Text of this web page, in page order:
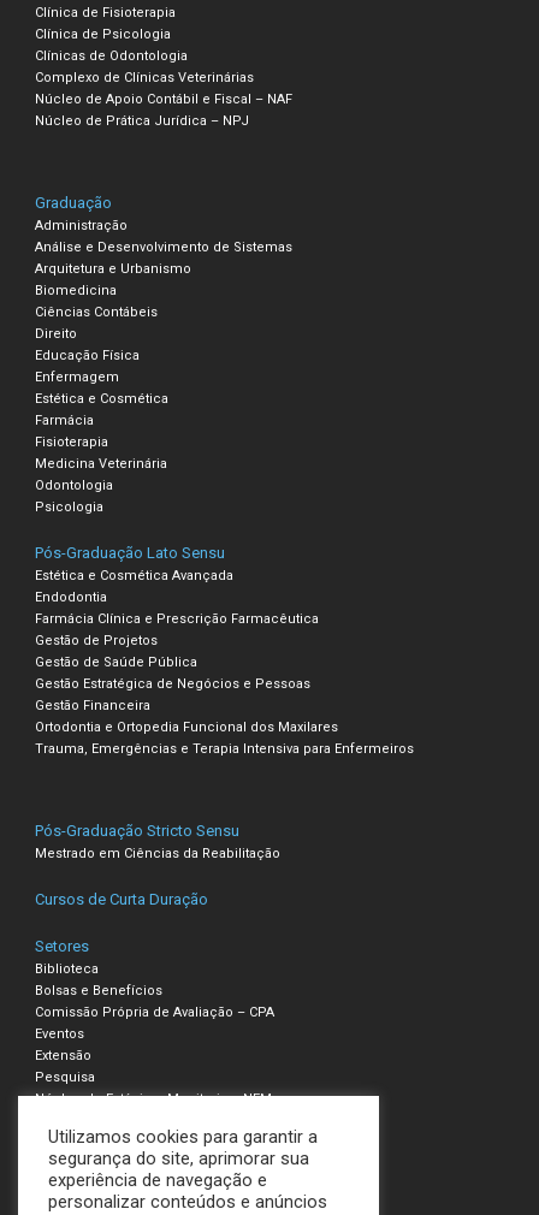
Clínica de Fisioterapia
Clínica de Psicologia
Clínicas de Odontologia
Complexo de Clínicas Veterinárias
Núcleo de Apoio Contábil e Fiscal – NAF
Núcleo de Prática Jurídica – NPJ
Graduação
Administração
Análise e Desenvolvimento de Sistemas
Arquitetura e Urbanismo
Biomedicina
Ciências Contábeis
Direito
Educação Física
Enfermagem
Estética e Cosmética
Farmácia
Fisioterapia
Medicina Veterinária
Odontologia
Psicologia
Pós-Graduação Lato Sensu
Estética e Cosmética Avançada
Endodontia
Farmácia Clínica e Prescrição Farmacêutica
Gestão de Projetos
Gestão de Saúde Pública
Gestão Estratégica de Negócios e Pessoas
Gestão Financeira
Ortodontia e Ortopedia Funcional dos Maxilares
Trauma, Emergências e Terapia Intensiva para Enfermeiros
Pós-Graduação Stricto Sensu
Mestrado em Ciências da Reabilitação
Cursos de Curta Duração
Setores
Biblioteca
Bolsas e Benefícios
Comissão Própria de Avaliação – CPA
Eventos
Extensão
Pesquisa
Núcleo de Estágio e Monitoria – NEM
Compliance – Ouvidoria
Política de Privacidade e Cookies
Utilizamos cookies para garantir a
segurança do site, aprimorar sua
experiência de navegação e
personalizar conteúdos e anúncios